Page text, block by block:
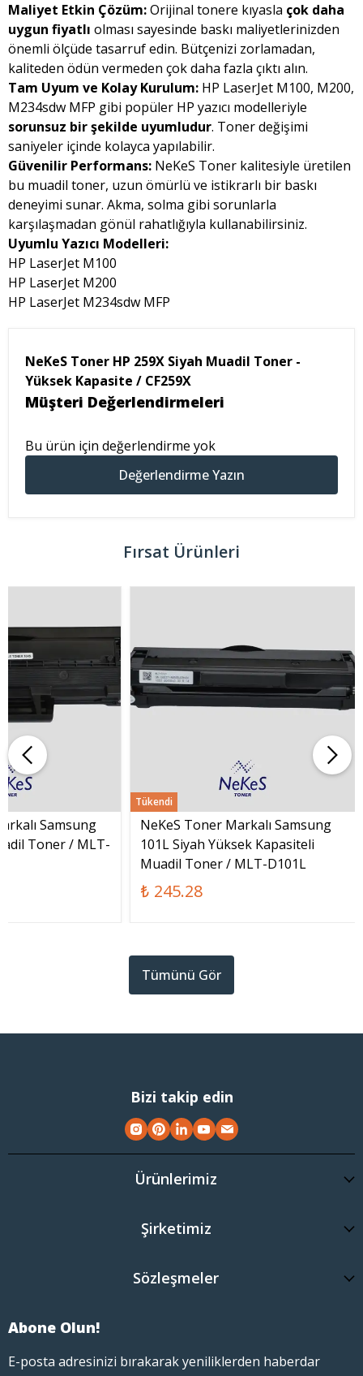
Maliyet Etkin Çözüm:Orijinal tonere kıyasla çok daha
uygun fiyatlı olması sayesinde baskı maliyetlerinizden
önemli ölçüde tasarruf edin. Bütçenizi zorlamadan,
kaliteden ödün vermeden çok daha fazla çıktı alın.
Tam Uyum ve Kolay Kurulum: HP LaserJet M100, M200,
M234sdw MFP gibi popüler HP yazıcı modelleriyle
sorunsuz bir şekilde uyumludur. Toner değişimi
saniyeler içinde kolayca yapılabilir.
Güvenilir Performans: NeKeS Toner kalitesiyle üretilen
bu muadil toner, uzun ömürlü ve istikrarlı bir baskı
deneyimi sunar. Akma, solma gibi sorunlarla
karşılaşmadan gönül rahatlığıyla kullanabilirsiniz.
Uyumlu Yazıcı Modelleri:
HP LaserJet M100
HP LaserJet M200
HP LaserJet M234sdw MFP
NeKeS Toner HP 259X Siyah Muadil Toner -
Yüksek Kapasite / CF259X
Müşteri Değerlendirmeleri
Bu ürün için değerlendirme yok
Değerlendirme Yazın
Fırsat Ürünleri
Samsung
Toner / MLT-
Tükendi
NeKeS Toner Markalı Samsung
101L Siyah Yüksek Kapasiteli
Muadil Toner / MLT-D101L
₺ 245.28
Tümünü Gör
Bizi takip edin
Ürünlerimiz
Şirketimiz
Sözleşmeler
Abone Olun!
E-posta adresinizi bırakarak yeniliklerden haberdar